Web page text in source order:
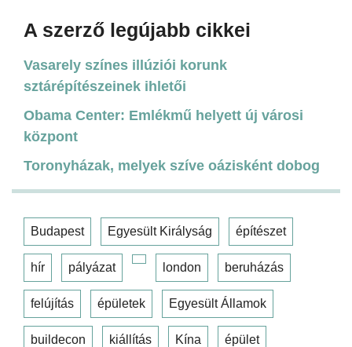
A szerző legújabb cikkei
Vasarely színes illúziói korunk
sztárépítészeinek ihletői
Obama Center: Emlékmű helyett új városi
központ
Toronyházak, melyek szíve oázisként dobog
Budapest Egyesült Királyság építészet
hír pályázat london beruházás
felújítás épületek Egyesült Államok
buildecon kiállítás Kína épület